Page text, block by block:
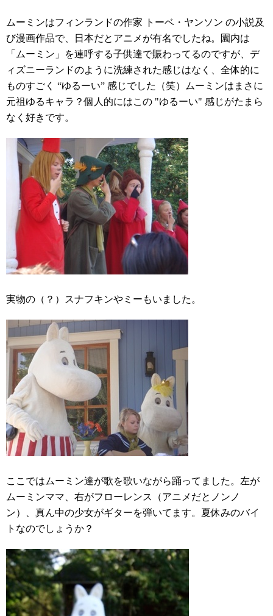
ムーミンはフィンランドの作家 トーベ・ヤンソン の小説及
び漫画作品で、日本だとアニメが有名でしたね。園内は
「ムーミン」を連呼する子供達で賑わってるのですが、デ
ィズニーランドのように洗練された感じはなく、全体的に
ものすごく “ゆるーい” 感じでした（笑）ムーミンはまさに
元祖ゆるキャラ？個人的にはこの "ゆるーい" 感じがたまら
なく好きです。
実物の（？）スナフキンやミーもいました。
ここではムーミン達が歌を歌いながら踊ってました。左が
ムーミンママ、右がフローレンス（アニメだとノンノ
ン）、真ん中の少女がギターを弾いてます。夏休みのバイ
トなのでしょうか？